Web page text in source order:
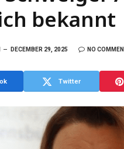
bekannt
DECEMBER 29, 2025 NO
Twitter